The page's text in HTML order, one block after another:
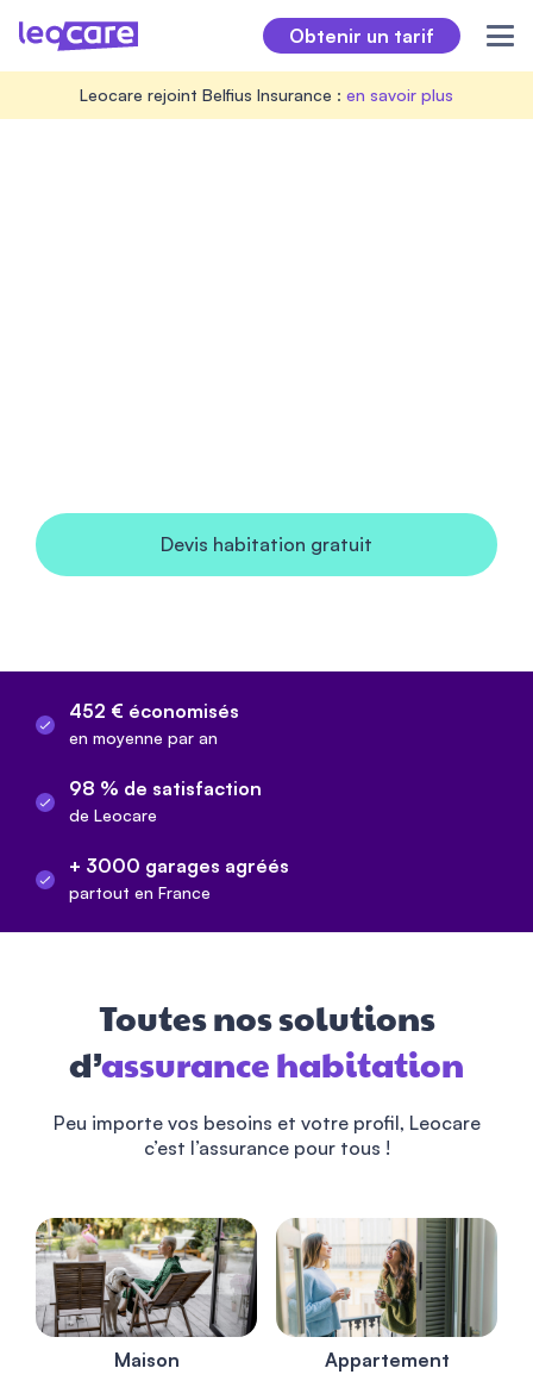
Obtenir un tarif
Leocare rejoint Belfius Insurance : en savoir plus
Devis habitation gratuit
452 € économisés
en moyenne par an
98 % de satisfaction
de Leocare
+ 3000 garages agréés
partout en France
Toutes nos solutions
d’assurance habitation
Peu importe vos besoins et votre profil, Leocare
c’est l’assurance pour tous !
Maison Appartement